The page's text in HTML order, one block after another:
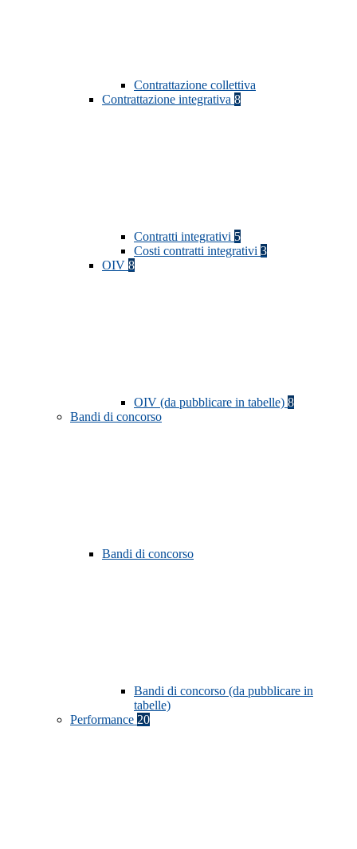
Contrattazione collettiva
Contrattazione integrativa 8
Contratti integrativi 5
Costi contratti integrativi 3
OIV 8
OIV (da pubblicare in tabelle) 8
Bandi di concorso
Bandi di concorso
Bandi di concorso (da pubblicare in
tabelle)
Performance 20